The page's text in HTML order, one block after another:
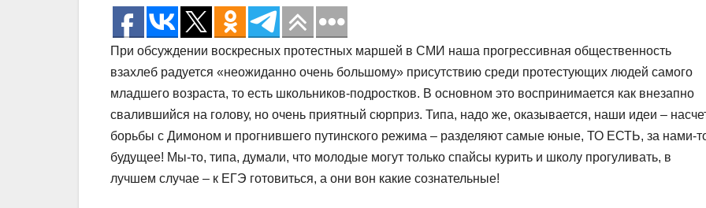
При обсуждении воскресных протестных маршей в СМИ наша прогрессивная общественность
взахлеб радуется «неожиданно очень большому» присутствию среди протестующих людей самого
младшего возраста, то есть школьников-подростков. В основном это воспринимается как внезапно
свалившийся на голову, но очень приятный сюрприз. Типа, надо же, оказывается, наши идеи –
борьбы с Димоном и прогнившего путинского режима – разделяют самые юные, ТО ЕСТЬ, за нами-
будущее! Мы-то, типа, думали, что молодые могут только спайсы курить и школу прогуливать, в
лучшем случае – к ЕГЭ готовиться, а они вон какие сознательные!